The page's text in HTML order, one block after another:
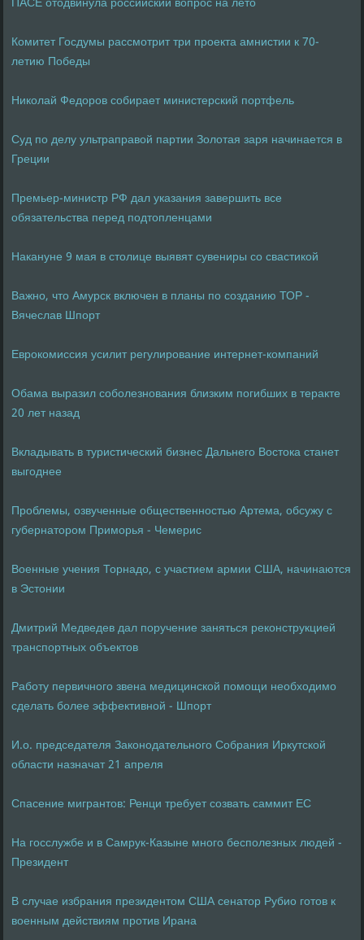
Комитет Госдумы рассмотрит три проекта амнистии к 70-
летию Победы
Николай Федоров собирает министерский портфель
Суд по делу ультраправой партии Золотая заря начинается в
Греции
Премьер-министр РФ дал указания завершить все
обязательства перед подтопленцами
Накануне 9 мая в столице выявят сувениры со свастикой
Важно, что Амурск включен в планы по созданию ТОР -
Вячеслав Шпорт
Еврокомиссия усилит регулирование интернет-компаний
Обама выразил соболезнования близким погибших в теракте
20 лет назад
Вкладывать в туристический бизнес Дальнего Востока станет
выгоднее
Проблемы, озвученные общественностью Артема, обсужу с
губернатором Приморья - Чемерис
Военные учения Торнадо, с участием армии США, начинаются
в Эстонии
Дмитрий Медведев дал поручение заняться реконструкцией
транспортных объектов
Работу первичного звена медицинской помощи необходимо
сделать более эффективной - Шпорт
И.о. председателя Законодательного Собрания Иркутской
области назначат 21 апреля
Спасение мигрантов: Ренци требует созвать саммит ЕС
На госслужбе и в Самрук-Казыне много бесполезных людей -
Президент
В случае избрания президентом США сенатор Рубио готов к
военным действиям против Ирана